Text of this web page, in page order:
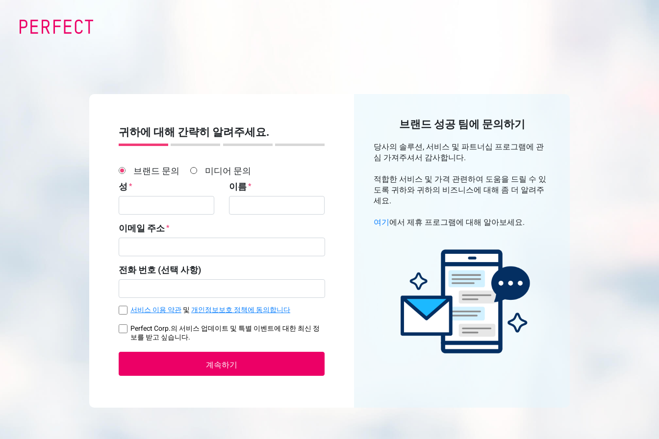
귀하에 대해 간략히 알려주세요.
브랜드 문의
미디어 문의
성
이름
이메일 주소
전화 번호 (선택 사항)
서비스 이용 약관 및 개인정보보호 정책에 동의합니다
Perfect Corp.의 서비스 업데이트 및 특별 이벤트에 대한 최신 정
보를 받고 싶습니다.
계속하기
브랜드 성공 팀에 문의하기
당사의 솔루션, 서비스 및 파트너십 프로그램에 관
심 가져주셔서 감사합니다.
적합한 서비스 및 가격 관련하여 도움을 드릴 수 있
도록 귀하와 귀하의 비즈니스에 대해 좀 더 알려주
세요.
여기에서 제휴 프로그램에 대해 알아보세요.